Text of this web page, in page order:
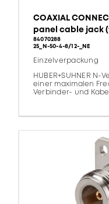
COAXIAL
panel cable jack
84070288
25_N-50-4-8/12-_NE
Einzelverpackung
HUBER+SUHNER
einer maximalen
Verbinder- und